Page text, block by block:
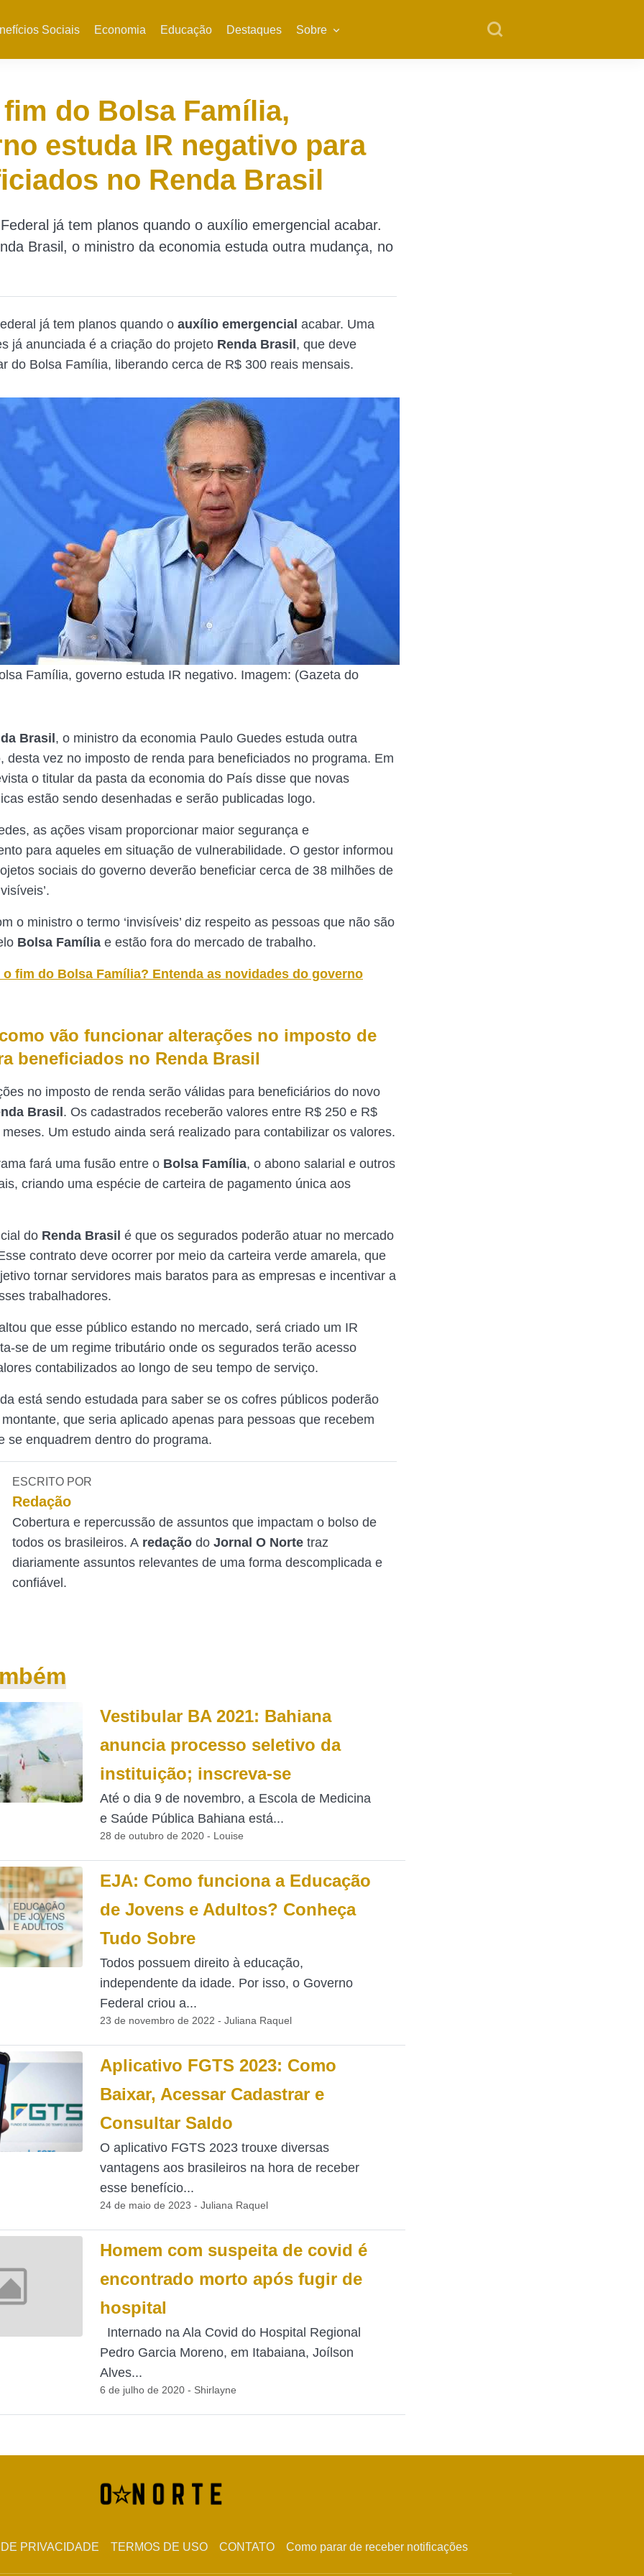
Sociais Economia Educação Destaques Sobre
do Bolsa Família,
estuda IR negativo para
no Renda Brasil
já tem planos quando o auxílio emergencial acabar.
Brasil, o ministro da economia estuda outra mudança, no
já tem planos quando o auxílio emergencial acabar. Uma
já anunciada é a criação do projeto Renda Brasil , que deve
do Bolsa Família, liberando cerca de R$ 300 reais mensais.
Família, governo estuda IR negativo. Imagem: (Gazeta do
Brasil , o ministro da economia Paulo Guedes estuda outra
desta vez no imposto de renda para beneficiados no programa. Em
o titular da pasta da economia do País disse que novas
estão sendo desenhadas e serão publicadas logo.
as ações visam proporcionar maior segurança e
para aqueles em situação de vulnerabilidade. O gestor informou
sociais do governo deverão beneficiar cerca de 38 milhões de
o ministro o termo ‘invisíveis’ diz respeito as pessoas que não são
Bolsa Família e estão fora do mercado de trabalho.
o fim do Bolsa Família? Entenda as novidades do governo
vão funcionar alterações no imposto de
beneficiados no Renda Brasil
no imposto de renda serão válidas para beneficiários do novo
Brasil . Os cadastrados receberão valores entre R$ 250 e R$
Um estudo ainda será realizado para contabilizar os valores.
fará uma fusão entre o Bolsa Família, o abono salarial e outros
criando uma espécie de carteira de pagamento única aos
do Renda Brasil é que os segurados poderão atuar no mercado
contrato deve ocorrer por meio da carteira verde amarela, que
tornar servidores mais baratos para as empresas e incentivar a
trabalhadores.
que esse público estando no mercado, será criado um IR
se de um regime tributário onde os segurados terão acesso
contabilizados ao longo de seu tempo de serviço.
está sendo estudada para saber se os cofres públicos poderão
que seria aplicado apenas para pessoas que recebem
se enquadrem dentro do programa.
ESCRITO POR
Redação
Cobertura e repercussão de assuntos que impactam o bolso de
todos os brasileiros. A redaçãodoJornal O Nortetraz
diariamente assuntos relevantes de uma forma descomplicada e
confiável.
Vestibular BA 2021: Bahiana
anuncia processo seletivo da
instituição; inscreva-se
Até o dia 9 de novembro, a Escola de Medicina
e Saúde Pública Bahiana está...
28 de outubro de 2020 - Louise
EJA: Como funciona a Educação
de Jovens e Adultos? Conheça
Tudo Sobre
Todos possuem direito à educação,
independente da idade. Por isso, o Governo
Federal criou a...
23 de novembro de 2022 - Juliana Raquel
Aplicativo FGTS 2023: Como
Baixar, Acessar Cadastrar e
Consultar Saldo
O aplicativo FGTS 2023 trouxe diversas
vantagens aos brasileiros na hora de receber
esse benefício...
24 de maio de 2023 - Juliana Raquel
Homem com suspeita de covid é
encontrado morto após fugir de
hospital
Internado na Ala Covid do Hospital Regional
Pedro Garcia Moreno, em Itabaiana, Joílson
Alves...
6 de julho de 2020 - Shirlayne
PRIVACIDADE TERMOS DE USO CONTATO Como parar de receber notificações